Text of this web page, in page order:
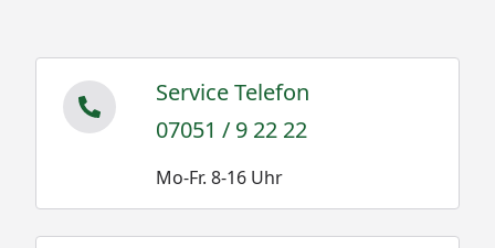
Service Telefon
07051 / 9 22 22
Mo-Fr. 8-16 Uhr